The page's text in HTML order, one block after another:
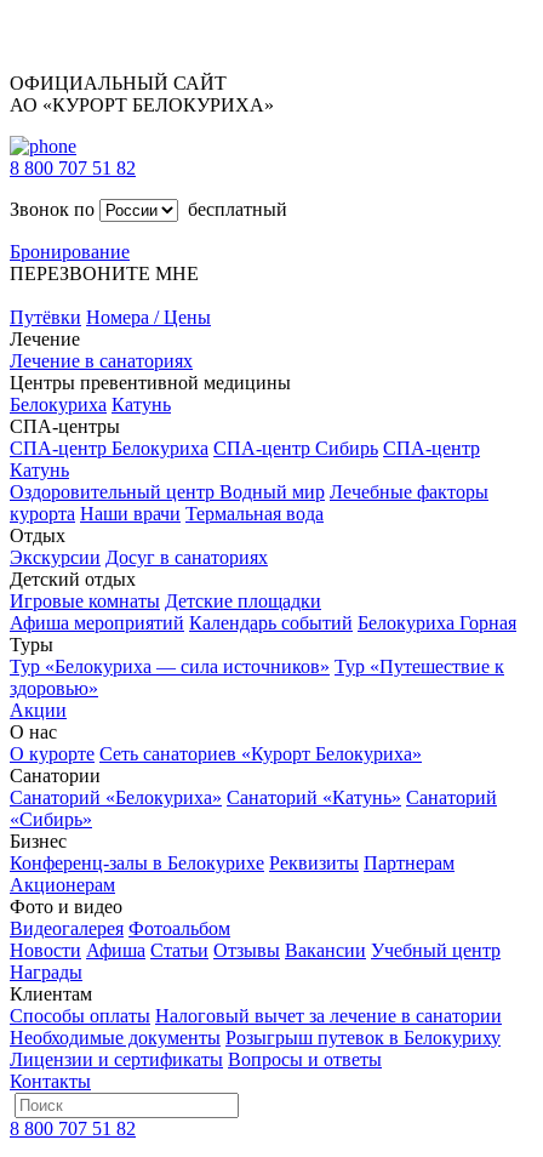
ОФИЦИАЛЬНЫЙ САЙТ
АО «КУРОРТ БЕЛОКУРИХА»
8 800 707 51 82
Звонок по
бесплатный
Бронирование
ПЕРЕЗВОНИТЕ МНЕ
Путёвки Номера / Цены
Лечение
Лечение в санаториях
Центры превентивной медицины
Белокуриха Катунь
СПА-центры
СПА-центр Белокуриха СПА-центр Сибирь СПА-центр
Катунь
Оздоровительный центр Водный мир Лечебные факторы
курорта Наши врачи Термальная вода
Отдых
Экскурсии Досуг в санаториях
Детский отдых
Игровые комнаты Детские площадки
Афиша мероприятий Календарь событий Белокуриха Горная
Туры
Тур «Белокуриха — сила источников» Тур «Путешествие к
здоровью»
Акции
О нас
О курорте Сеть санаториев «Курорт Белокуриха»
Санатории
Санаторий «Белокуриха» Санаторий «Катунь» Санаторий
«Сибирь»
Бизнес
Конференц-залы в Белокурихе Реквизиты Партнерам
Акционерам
Фото и видео
Видеогалерея Фотоальбом
Новости Афиша Статьи Отзывы Вакансии Учебный центр
Награды
Клиентам
Способы оплаты Налоговый вычет за лечение в санатории
Необходимые документы Розыгрыш путевок в Белокуриху
Лицензии и сертификаты Вопросы и ответы
Контакты
8 800 707 51 82